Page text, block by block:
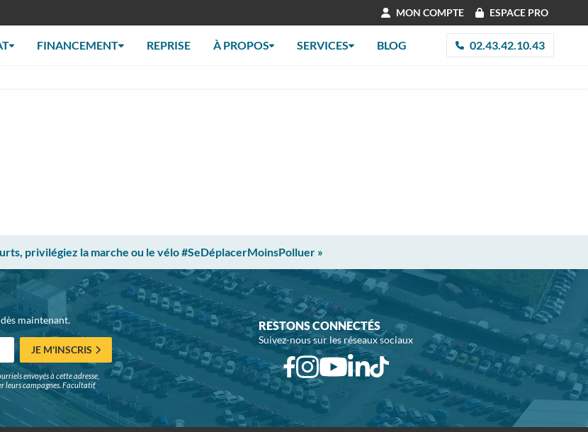
MON COMPTE ESPACE PRO
FINANCEMENT REPRISE À PROPOS SERVICES BLOG 02.43.42.10.43
privilégiez la marche ou le vélo #SeDéplacerMoinsPolluer »
maintenant.
JE M'INSCRIS
envoyés à cette adresse,
leurs campagnes. Facultatif,
RESTONS CONNECTÉS
Suivez-nous sur les réseaux sociaux